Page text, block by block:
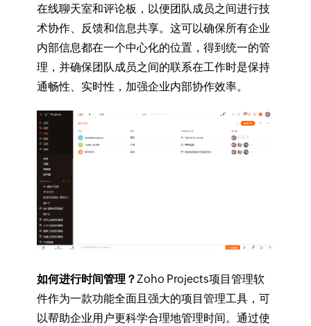
在线聊天室和评论板，以便团队成员之间进行技
术协作、反馈和信息共享。这可以确保所有企业
内部信息都在一个中心化的位置，得到统一的管
理，并确保团队成员之间的联系在工作时是保持
通畅性、实时性，加强企业内部协作效率。
如何进行时间管理？Zoho Projects项目管理软
件作为一款功能全面且强大的项目管理工具，可
以帮助企业用户更科学合理地管理时间。通过使